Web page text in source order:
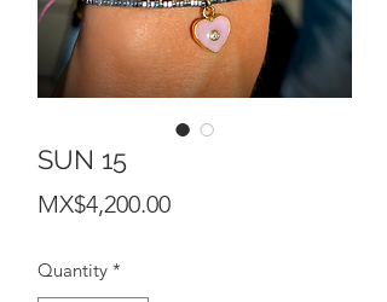
SUN 15
MX$4,200.00Price
Quantity *